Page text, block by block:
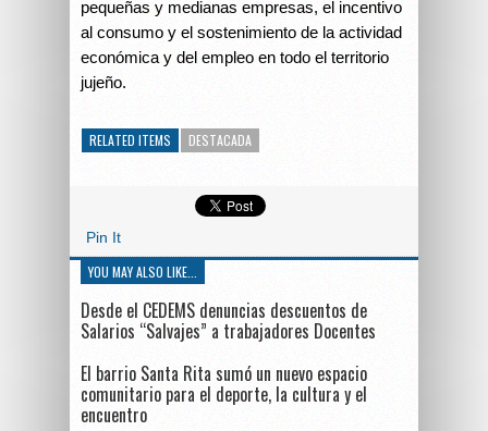
pequeñas y medianas empresas, el incentivo
al consumo y el sostenimiento de la actividad
económica y del empleo en todo el territorio
jujeño.
RELATED ITEMS DESTACADA
Pin It
YOU MAY ALSO LIKE...
Desde el CEDEMS denuncias descuentos de
Salarios “Salvajes” a trabajadores Docentes
El barrio Santa Rita sumó un nuevo espacio
comunitario para el deporte, la cultura y el
encuentro